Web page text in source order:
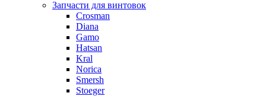
Запчасти для винтовок
Crosman
Diana
Gamo
Hatsan
Kral
Norica
Smersh
Stoeger